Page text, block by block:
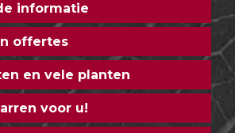
informatie
offertes
en vele planten
voor u!